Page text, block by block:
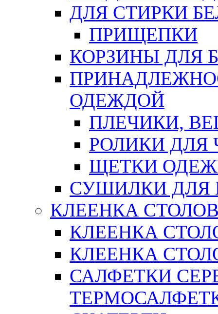
ДЛЯ СТИРКИ
ПРИЩЕПКИ
КОРЗИНЫ ДЛЯ
ОДЕЖДОЙ
ПЛЕЧИКИ,
РОЛИКИ ДЛЯ
ЩЕТКИ
СУШИЛКИ ДЛЯ
КЛЕЕНКА
КЛЕЕНКА
КЛЕЕНКА
САЛФЕТКИ